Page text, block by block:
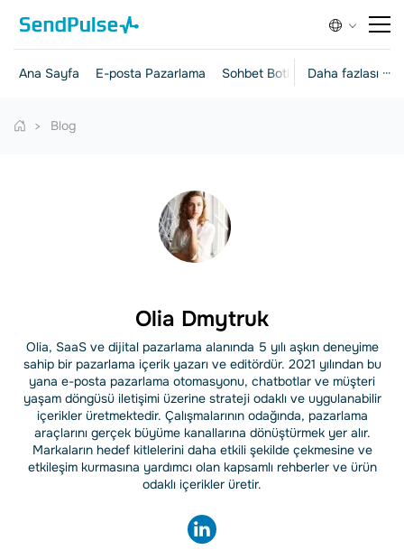
Daha fazlası ···
Ana Sayfa E-posta Pazarlama Sohbet Botları Açılış Sayfaları
Blog
Olia Dmytruk
Olia, SaaS ve dijital pazarlama alanında 5 yılı aşkın deneyime
sahip bir pazarlama içerik yazarı ve editördür. 2021 yılından bu
yana e-posta pazarlama otomasyonu, chatbotlar ve müşteri
yaşam döngüsü iletişimi üzerine strateji odaklı ve uygulanabilir
içerikler üretmektedir. Çalışmalarının odağında, pazarlama
araçlarını gerçek büyüme kanallarına dönüştürmek yer alır.
Markaların hedef kitlelerini daha etkili şekilde çekmesine ve
etkileşim kurmasına yardımcı olan kapsamlı rehberler ve ürün
odaklı içerikler üretir.